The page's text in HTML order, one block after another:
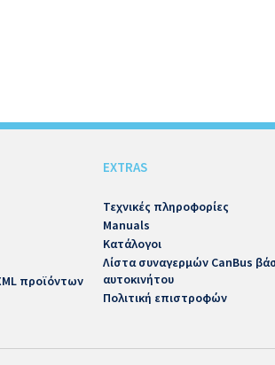
προϊόντων
EXTRAS
Τεχνικές πληροφορίες
Manuals
Κατάλογοι
Λίστα συναγερμών CanBus
αυτοκινήτου
Πολιτική επιστροφών